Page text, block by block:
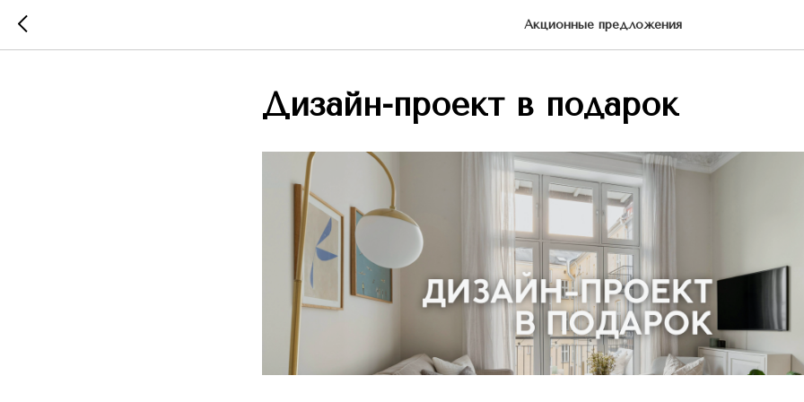
Акционные предложения
Дизайн-проект в подарок